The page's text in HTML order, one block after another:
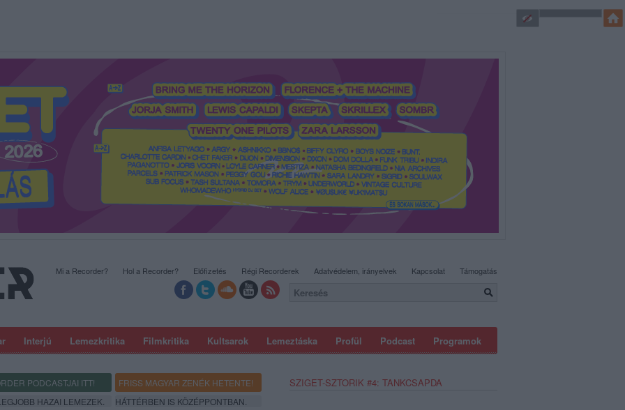
Interjú Lemezkritika Filmkritika Kultsarok Lemeztáska Profül Podcast Programok
Mi a Recorder? Hol a Recorder? Előfizetés Régi Recorderek Adatvédelem, irányelvek Kapcsolat Támogatás
PODCASTJAI ITT!
FRISS MAGYAR ZENÉK HETENTE!
HAZAI LEMEZEK.
HÁTTÉRBEN IS KÖZÉPPONTBAN.
SZIGET-SZTORIK #4: TANKCSAPDA
SÜTI BEÁLLÍTÁSOK MÓDOSÍTÁSA